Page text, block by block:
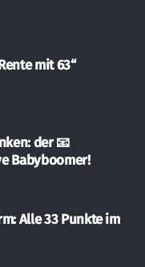
mit 63“
der 📧
Babyboomer!
Alle 33 Punkte im